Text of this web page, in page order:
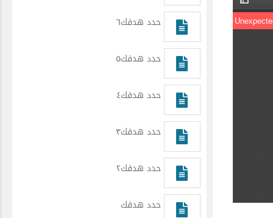
حدد هدفك٦
حدد هدفك٥
حدد هدفك٤
حدد هدفك٣
حدد هدفك٢
حدد هدفك